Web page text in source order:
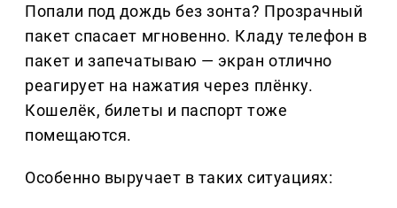
Попали под дождь без зонта? Прозрачный
пакет спасает мгновенно. Кладу телефон в
пакет и запечатываю — экран отлично
реагирует на нажатия через плёнку.
Кошелёк, билеты и паспорт тоже
помещаются.
Особенно выручает в таких ситуациях: